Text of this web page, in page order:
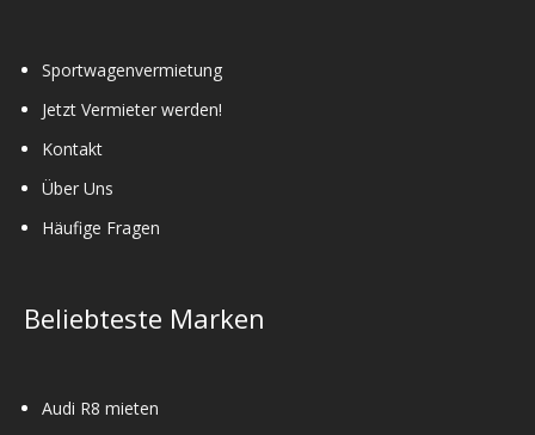
Sportwagenvermietung
Jetzt Vermieter werden!
Kontakt
Über Uns
Häufige Fragen
Beliebteste Marken
Audi R8 mieten